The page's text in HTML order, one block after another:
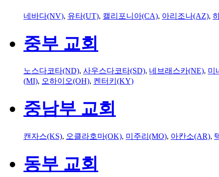
네바다(NV), 유타(UT), 캘리포니아(CA), 아리조나(AZ),
중부 교회
노스다코타(ND), 사우스다코타(SD), 네브래스카(NE), 미
(MI), 오하이오(OH), 켄터키(KY)
중남부 교회
캔자스(KS), 오클라호마(OK), 미주리(MO), 아칸소(AR),
동부 교회